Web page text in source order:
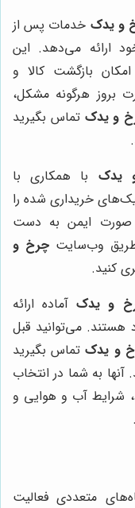
و یدک خدمات پس از
ارائه می‌دهد. این
بازگشت کالا و
بروز هرگونه مشکل،
و یدک تماس بگیرید
یدک با همکاری با
خریداری شده را
صورت ایمن به دست
طریق وب‌سایت چرخ و
کنید.
و یدکآماده ارائه
می‌توانید قبل
و یدکتماس بگیرید
آنها به شما در انتخاب
شرایط آب و هوایی و
متعددی فعالیت